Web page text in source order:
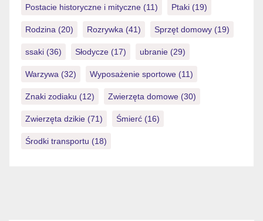
Postacie historyczne i mityczne (11) Ptaki (19)
Rodzina (20) Rozrywka (41) Sprzęt domowy (19)
ssaki (36) Słodycze (17) ubranie (29)
Warzywa (32) Wyposażenie sportowe (11)
Znaki zodiaku (12) Zwierzęta domowe (30)
Zwierzęta dzikie (71) Śmierć (16)
Środki transportu (18)